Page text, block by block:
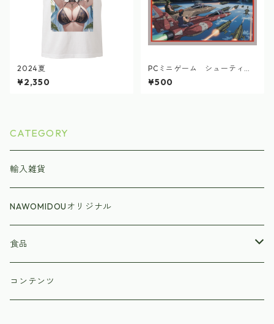
2024夏
¥2,350
PCミニゲーム シューティン
グ アストロクルセイダー2
¥500
CATEGORY
輸入雑貨
NAWOMIDOUオリジナル
食品
ラーメン
コンテンツ